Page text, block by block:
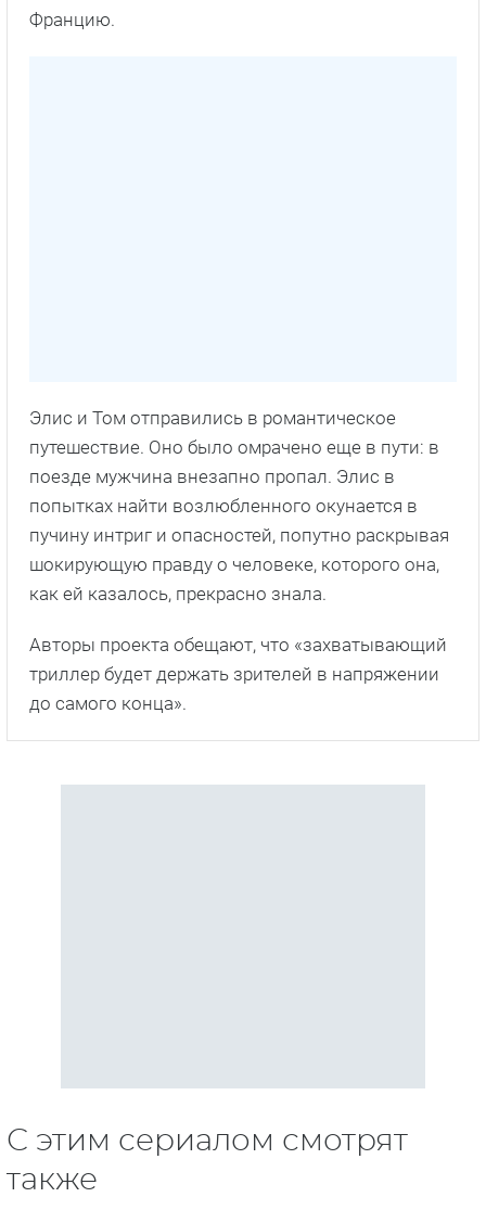
Францию.
Элис и Том отправились в романтическое
путешествие. Оно было омрачено еще в пути: в
поезде мужчина внезапно пропал. Элис в
попытках найти возлюбленного окунается в
пучину интриг и опасностей, попутно раскрывая
шокирующую правду о человеке, которого она,
как ей казалось, прекрасно знала.
Авторы проекта обещают, что «захватывающий
триллер будет держать зрителей в напряжении
до самого конца».
С этим сериалом смотрят
также